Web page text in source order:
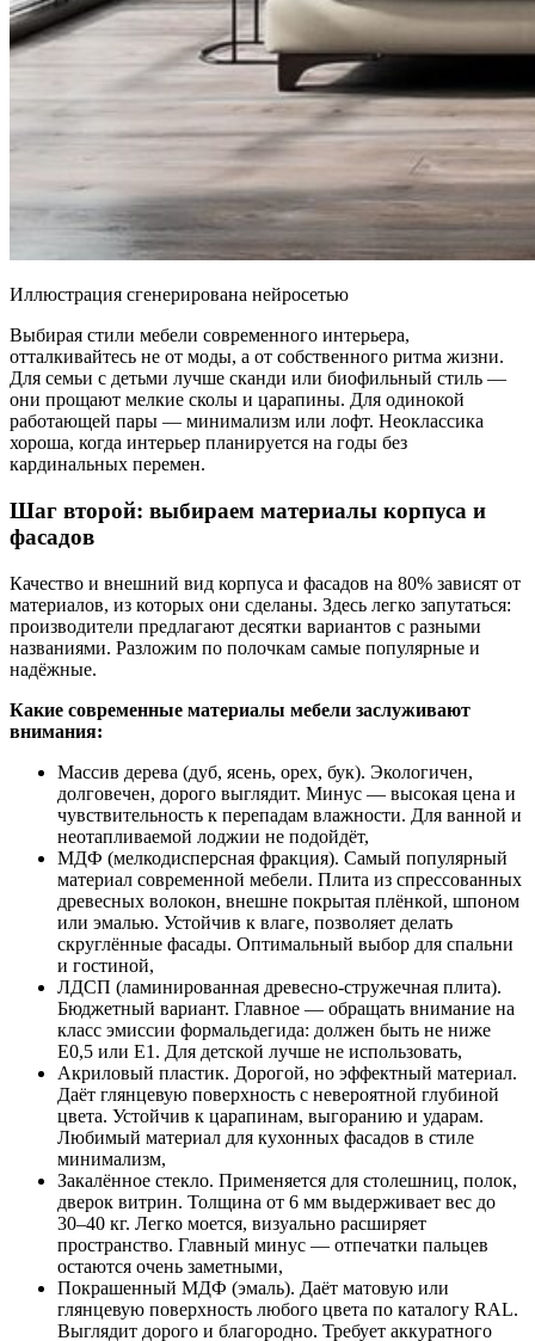
Иллюстрация сгенерирована нейросетью
Выбирая стили мебели современного интерьера,
отталкивайтесь не от моды, а от собственного ритма жизни.
Для семьи с детьми лучше сканди или биофильный стиль —
они прощают мелкие сколы и царапины. Для одинокой
работающей пары — минимализм или лофт. Неоклассика
хороша, когда интерьер планируется на годы без
кардинальных перемен.
Шаг второй: выбираем материалы корпуса и
фасадов
Качество и внешний вид корпуса и фасадов на 80% зависят от
материалов, из которых они сделаны. Здесь легко запутаться:
производители предлагают десятки вариантов с разными
названиями. Разложим по полочкам самые популярные и
надёжные.
Какие современные материалы мебели заслуживают
внимания:
Массив дерева (дуб, ясень, орех, бук). Экологичен,
долговечен, дорого выглядит. Минус — высокая цена и
чувствительность к перепадам влажности. Для ванной и
неотапливаемой лоджии не подойдёт,
МДФ (мелкодисперсная фракция). Самый популярный
материал современной мебели. Плита из спрессованных
древесных волокон, внешне покрытая плёнкой, шпоном
или эмалью. Устойчив к влаге, позволяет делать
скруглённые фасады. Оптимальный выбор для спальни
и гостиной,
ЛДСП (ламинированная древесно-стружечная плита).
Бюджетный вариант. Главное — обращать внимание на
класс эмиссии формальдегида: должен быть не ниже
E0,5 или E1. Для детской лучше не использовать,
Акриловый пластик. Дорогой, но эффектный материал.
Даёт глянцевую поверхность с невероятной глубиной
цвета. Устойчив к царапинам, выгоранию и ударам.
Любимый материал для кухонных фасадов в стиле
минимализм,
Закалённое стекло. Применяется для столешниц, полок,
дверок витрин. Толщина от 6 мм выдерживает вес до
30–40 кг. Легко моется, визуально расширяет
пространство. Главный минус — отпечатки пальцев
остаются очень заметными,
Покрашенный МДФ (эмаль). Даёт матовую или
глянцевую поверхность любого цвета по каталогу RAL.
Выглядит дорого и благородно. Требует аккуратного